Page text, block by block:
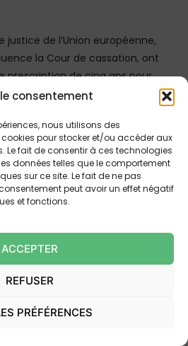
consentement
nous utilisons des
pour stocker et/ou accéder aux
Le fait de consentir à ces technologies
données telles que le comportement
sur ce site. Le fait de ne pas
peut avoir un effet négatif
et fonctions.
ACCEPTER
REFUSER
PRÉFÉRENCES
justice de l’Union européenne,
la Cour de cassation, ont
prescription de cinq ans pour
ne commence à courir qu’à
abusif des clauses
car elle assure que le
auparavant ignorer
n’est pas privé de son recours.
en responsabilité pour
du jour où la victime a eu
comme ce fut le cas